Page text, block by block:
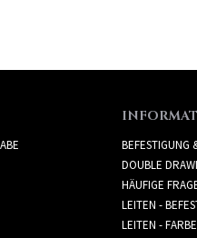
BEFESTIGUNG
DOUBLE
HÄUFIGE
LEITEN -
LEITEN - FARBE